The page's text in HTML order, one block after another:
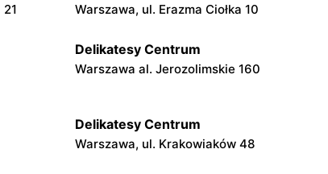
Warszawa, ul. Erazma Ciołka 10
Delikatesy Centrum
Warszawa al. Jerozolimskie 160
Delikatesy Centrum
Warszawa, ul. Krakowiaków 48